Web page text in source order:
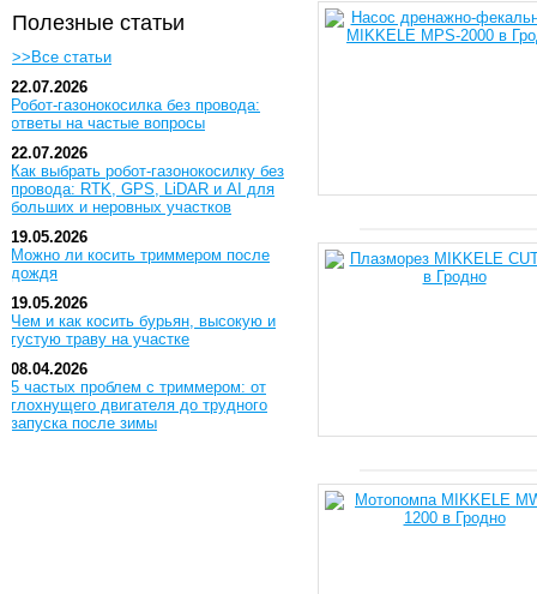
Полезные статьи
>>Все статьи
22.07.2026
Робот-газонокосилка без провода:
ответы на частые вопросы
22.07.2026
Как выбрать робот-газонокосилку без
провода: RTK, GPS, LiDAR и AI для
больших и неровных участков
19.05.2026
Можно ли косить триммером после
дождя
19.05.2026
Чем и как косить бурьян, высокую и
густую траву на участке
08.04.2026
5 частых проблем с триммером: от
глохнущего двигателя до трудного
запуска после зимы